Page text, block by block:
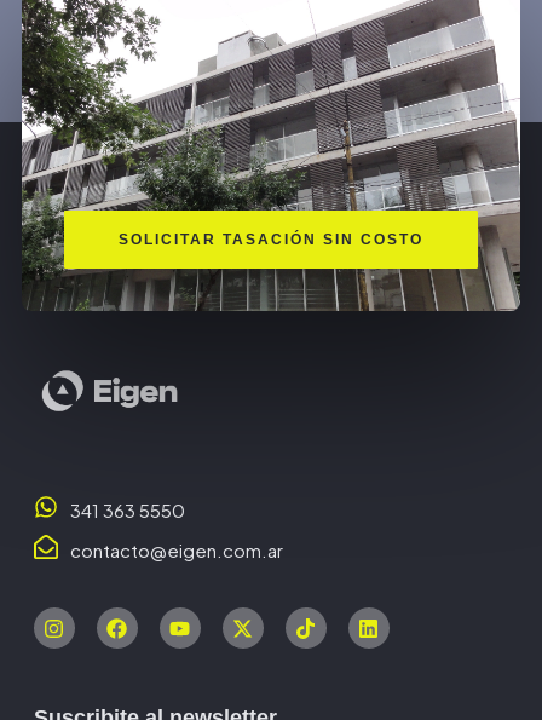
SOLICITAR TASACIÓN SIN COSTO
341 363 5550
contacto@eigen.com.ar